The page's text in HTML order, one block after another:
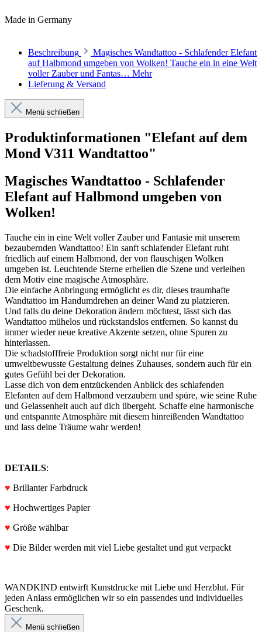
Made in Germany
Beschreibung
Magisches Wandtattoo - Schlafender Elefant
auf Halbmond umgeben von Wolken! Tauche ein in eine Welt
voller Zauber und Fantas… Mehr
Lieferung & Versand
Menü schließen
Produktinformationen "Elefant auf dem
Mond V311 Wandtattoo"
Magisches Wandtattoo - Schlafender
Elefant auf Halbmond umgeben von
Wolken!
Tauche ein in eine Welt voller Zauber und Fantasie mit unserem
bezaubernden Wandtattoo! Ein sanft schlafender Elefant ruht
friedlich auf einem Halbmond, der von flauschigen Wolken
umgeben ist. Leuchtende Sterne erhellen die Szene und verleihen
dem Motiv eine magische Atmosphäre.
Die einfache Anbringung ermöglicht es dir, dieses traumhafte
Wandtattoo im Handumdrehen an deiner Wand zu platzieren.
Und falls du deine Dekoration ändern möchtest, lässt sich das
Wandtattoo mühelos und rückstandslos entfernen. So kannst du
immer wieder neue kreative Akzente setzen, ohne Spuren zu
hinterlassen.
Die schadstofffreie Produktion sorgt nicht nur für eine
umweltbewusste Gestaltung deines Zuhauses, sondern auch für ein
gutes Gefühl bei der Dekoration.
Lasse dich von dem entzückenden Anblick des schlafenden
Elefanten auf dem Halbmond verzaubern und spüre, wie seine Ruhe
und Gelassenheit auch auf dich übergeht. Schaffe eine harmonische
und entspannte Atmosphäre mit diesem hinreißenden Wandtattoo
und lass deine Träume wahr werden!
DETAILS:
♥ Brillanter Farbdruck
♥ Hochwertiges Papier
♥ Größe wählbar
♥ Die Bilder werden mit viel Liebe gestaltet und gut verpackt
WANDKIND entwirft Kunstdrucke mit Liebe und Herzblut. Für
jeden Anlass ermöglichen wir so ein passendes und individuelles
Geschenk.
Menü schließen